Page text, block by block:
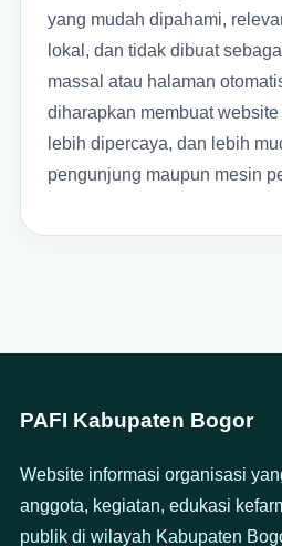
yang mudah dipahami,
lokal, dan tidak dibuat
massal atau halaman
diharapkan membuat
lebih dipercaya, dan lebih
pengunjung maupun mesin
PAFI Kabupaten Bogor
Website informasi organisasi
anggota, kegiatan, edukasi
publik di wilayah Kabupaten